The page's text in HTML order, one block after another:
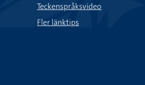
Teckenspråksvideo
Fler länktips